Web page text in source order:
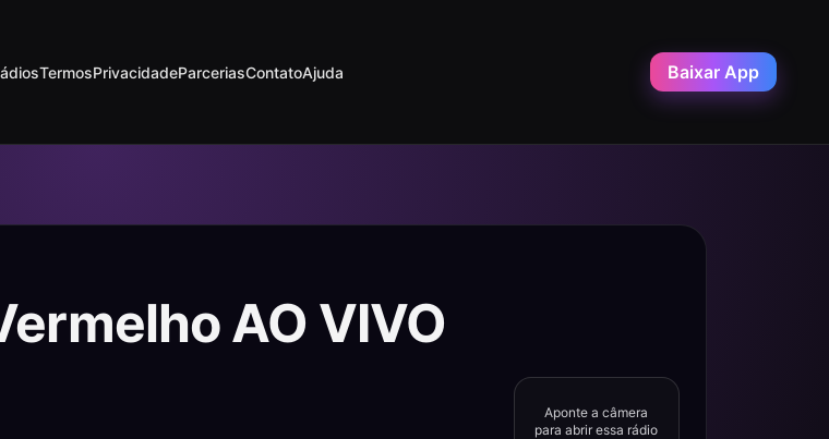
TermosPrivacidadeParceriasContatoAjuda Baixar App
AO VIVO
Aponte a câmera
para abrir essa rádio